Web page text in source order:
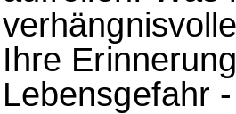
Ihre
Lebensgefahr